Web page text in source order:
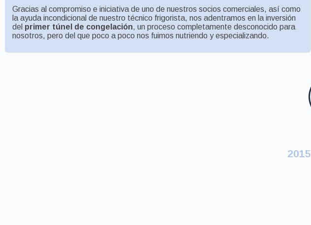
Gracias al compromiso e iniciativa de uno de nuestros socios comerciales, así como
la ayuda incondicional de nuestro técnico frigorista, nos adentramos en la inversión
del primer túnel de congelación, un proceso completamente desconocido para
nosotros, pero del que poco a poco nos fuimos nutriendo y especializando.
2015